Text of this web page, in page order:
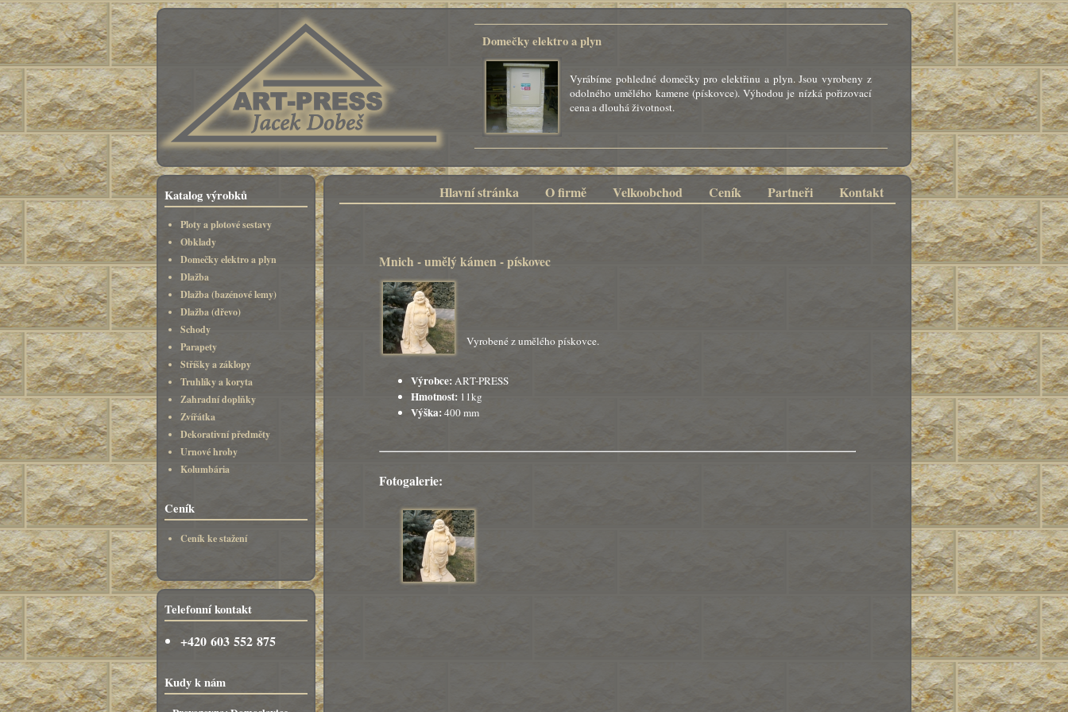
Domečky elektro a plyn
Vyrábíme pohledné domečky pro elektřinu a plyn. Jsou vyrobeny z
odolného umělého kamene (pískovce). Výhodou je nízká pořizovací
cena a dlouhá životnost.
Katalog výrobků
Ploty a plotové sestavy
Obklady
Domečky elektro a plyn
Dlažba
Dlažba (bazénové lemy)
Dlažba (dřevo)
Schody
Parapety
Stříšky a záklopy
Truhlíky a koryta
Zahradní doplňky
Zvířátka
Dekorativní předměty
Urnové hroby
Kolumbária
Ceník
Ceník ke stažení
Telefonní kontakt
+420 603 552 875
Kudy k nám
Hlavní stránka O firmě Velkoobchod Ceník Partneři Kontakt
Mnich - umělý kámen - pískovec
Vyrobené z umělého pískovce.
Výrobce:ART-PRESS
Hmotnost: 11kg
Výška:400 mm
Fotogalerie: